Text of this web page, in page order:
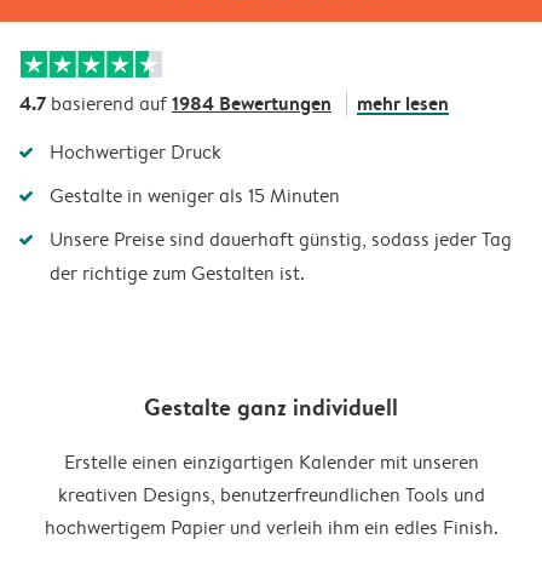
4.7 basierend auf1984 Bewertungen mehr lesen
Hochwertiger Druck
Gestalte in weniger als 15 Minuten
Unsere Preise sind dauerhaft günstig, sodass jeder Tag
der richtige zum Gestalten ist.
Gestalte ganz individuell
Erstelle einen einzigartigen Kalender mit unseren
kreativen Designs, benutzerfreundlichen Tools und
hochwertigem Papier und verleih ihm ein edles Finish.